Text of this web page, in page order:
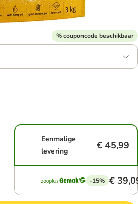
% couponcode beschikbaar
Eenmalige
levering
€ 45,99
-15% €